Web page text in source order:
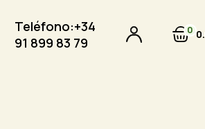
Teléfono:+34
91 899 83 79
0 0